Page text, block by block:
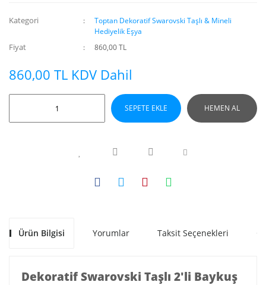
Kategori
Toptan Dekoratif Swarovski Taşlı & Mineli
Hediyelik Eşya
Fiyat 860,00 TL
860,00 TL KDV Dahil
SEPETE EKLE HEMEN AL
Ürün Bilgisi Yorumlar Taksit Seçenekleri
Dekoratif Swarovski Taşlı 2'li Baykuş